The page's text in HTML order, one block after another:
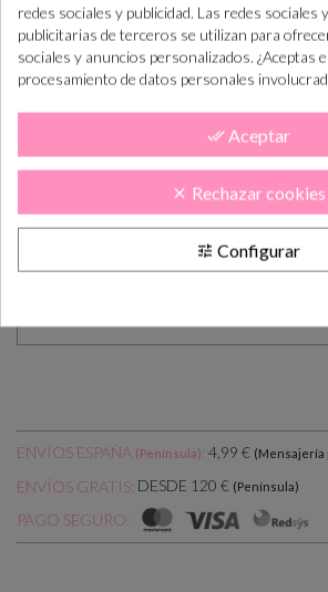
REGALO TINTA NEGRA
Medidas: aprox 3.5x4.8 cm
Base de madera, sello hecho
Se puede comprar a partetintas de otros
TINTAS
Se puede comprartarjetas para estampar
distintos tamaños, click aquí para ver
(todas nuestras tarjetitas estan adaptadas a los
ENVÍOS ESPAÑA (Península): 4,99 € (Mensajería
ENVÍOS GRATIS: DESDE 120 € (Península)
PAGO SEGURO:
redes sociales y publicidad. Las redes sociales
publicitarias de terceros se utilizan para
sociales y anuncios personalizados. ¿Aceptas
procesamiento de datos personales
done_all Aceptar
clear Rechazar cookies
tune Configurar